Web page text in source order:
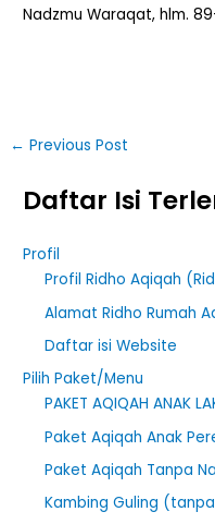
Nadzmu Waraqat, hlm.
← Previous Post
Daftar Isi
Profil
Profil Ridho Aqiqah
Alamat Ridho Rumah
Daftar isi Website
Pilih Paket/Menu
PAKET AQIQAH ANAK
Paket Aqiqah Anak
Paket Aqiqah Tanpa
Kambing Guling